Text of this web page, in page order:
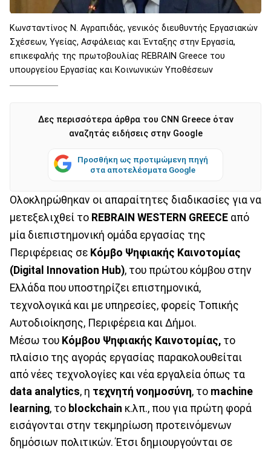
Κωνσταντίνος Ν. Αγραπιδάς, γενικός διευθυντής Εργασιακών
Σχέσεων, Υγείας, Ασφάλειας και Ένταξης στην Εργασία,
επικεφαλής της πρωτοβουλίας REBRAIN Greece του
υπουργείου Εργασίας και Κοινωνικών Υποθέσεων
Δες περισσότερα άρθρα του CNN Greece όταν
αναζητάς ειδήσεις στην Google
Προσθήκη ως προτιμώμενη πηγή
στα αποτελέσματα Google
Ολοκληρώθηκαν οι απαραίτητες διαδικασίες για να
μετεξελιχθεί το REBRAIN WESTERN GREECE από
μία διεπιστημονική ομάδα εργασίας της
Περιφέρειας σε Κόμβο Ψηφιακής Καινοτομίας
(Digital Innovation Hub), του πρώτου κόμβου στην
Ελλάδα που υποστηρίζει επιστημονικά,
τεχνολογικά και με υπηρεσίες, φορείς Τοπικής
Αυτοδιοίκησης, Περιφέρεια και Δήμοι.
Μέσω του Κόμβου Ψηφιακής Καινοτομίας, το
πλαίσιο της αγοράς εργασίας παρακολουθείται
από νέες τεχνολογίες και νέα εργαλεία όπως τα
data analytics, η τεχνητή νοημοσύνη, το machine
learning, το blockchain κ.λπ., που για πρώτη φορά
εισάγονται στην τεκμηρίωση προτεινόμενων
δημόσιων πολιτικών. Έτσι δημιουργούνται σε